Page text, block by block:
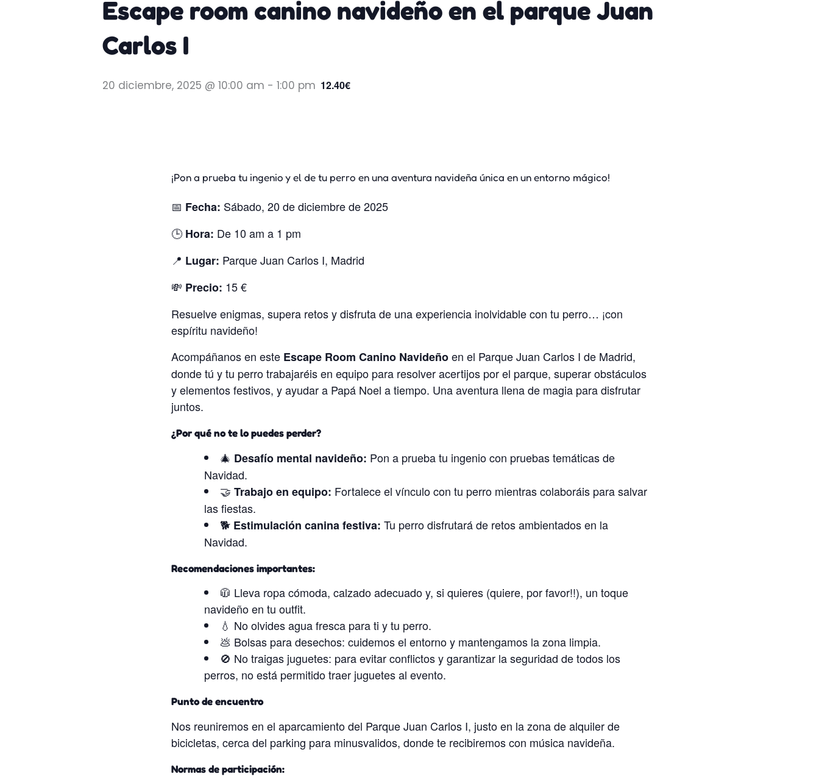
Escape room canino navideño en el parque Juan
Carlos I
20 diciembre, 2025 @ 10:00 am - 1:00 pm 12.40€
¡Pon a prueba tu ingenio y el de tu perro en una aventura navideña única en un entorno mágico!
📅 Fecha: Sábado, 20 de diciembre de 2025
🕒Hora: De 10 am a 1 pm
📍 Lugar: Parque Juan Carlos I, Madrid
💸 Precio: 15 €
Resuelve enigmas, supera retos y disfruta de una experiencia inolvidable con tu perro… ¡con
espíritu navideño!
Acompáñanos en este Escape Room Canino Navideñoen el Parque Juan Carlos I de Madrid,
donde tú y tu perro trabajaréis en equipo para resolver acertijos por el parque, superar obstáculos
y elementos festivos, y ayudar a Papá Noel a tiempo. Una aventura llena de magia para disfrutar
juntos.
¿Por qué no te lo puedes perder?
🎄 Desafío mental navideño: Pon a prueba tu ingenio con pruebas temáticas de
Navidad.
🤝Trabajo en equipo: Fortalece el vínculo con tu perro mientras colaboráis para salvar
las fiestas.
🐕 Estimulación canina festiva: Tu perro disfrutará de retos ambientados en la
Navidad.
Recomendaciones importantes:
🧥 Lleva ropa cómoda, calzado adecuado y, si quieres (quiere, por favor!!), un toque
navideño en tu outfit.
💧 No olvides agua fresca para ti y tu perro.
💩 Bolsas para desechos: cuidemos el entorno y mantengamos la zona limpia.
🚫 No traigas juguetes: para evitar conflictos y garantizar la seguridad de todos los
perros, no está permitido traer juguetes al evento.
Punto de encuentro
Nos reuniremos en el aparcamiento del Parque Juan Carlos I, justo en la zona de alquiler de
bicicletas, cerca del parking para minusvalidos, donde te recibiremos con música navideña.
Normas de participación: